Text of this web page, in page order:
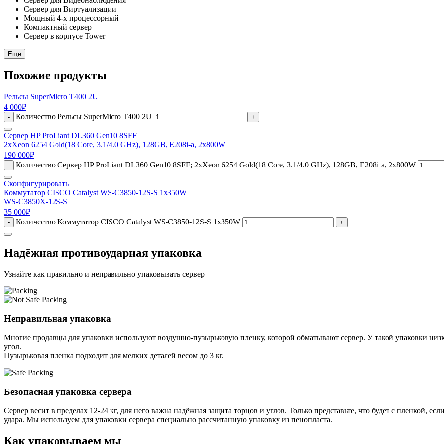
Сервер для Виртуализации
Мощный 4-х процессорный
Компактный сервер
Сервер в корпусе Tower
Еще
Похожие продукты
Рельсы SuperMicro T400 2U
4 000₽
- Количество Рельсы SuperMicro T400 2U +
Сервер HP ProLiant DL360 Gen10 8SFF
2xXeon 6254 Gold(18 Core, 3.1/4.0 GHz), 128GB, E208i-a, 2x800W
190 000₽
- Количество Сервер HP ProLiant DL360 Gen10 8SFF; 2xXeon 6254 Gold(18 Core, 3.1/4.0 GHz), 128GB, E208i-a, 2x800W
Сконфигурировать
Коммутатор CISCO Catalyst WS-C3850-12S-S 1x350W
WS-C3850X-12S-S
35 000₽
- Количество Коммутатор CISCO Catalyst WS-C3850-12S-S 1x350W +
Надёжная противоударная упаковка
Узнайте как правильно и неправильно упаковывать сервер
Неправильная упаковка
Многие продавцы для упаковки используют воздушно-пузырьковую пленку, которой обматывают сервер. У такой упаковки
угол.
Пузырьковая пленка подходит для мелких деталей весом до 3 кг.
Безопасная упаковка сервера
Сервер весит в пределах 12-24 кг, для него важна надёжная защита торцов и углов. Только представьте, что будет с пленкой,
удара. Мы используем для упаковки сервера специально расcчитанную упаковку из пенопласта.
Как упаковываем мы